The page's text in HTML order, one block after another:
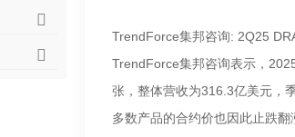
TrendForce集邦咨询: 2Q25
TrendForce集邦咨询表示，
张，整体营收为316.3亿美元，
多数产品的合约价也因此止跌翻